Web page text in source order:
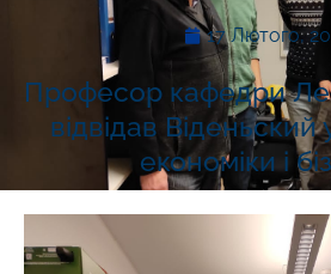
17 Лютого,
Професор кафедри
відвідав Віденьский
економіки і